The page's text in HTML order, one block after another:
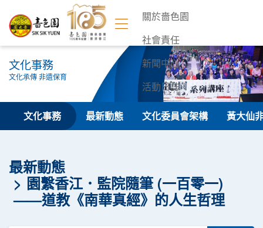
關於嗇色園
社會責任
新聞中心
活動日誌
聯絡我們
文化事務
文化承傳 非遺保育
文化事務 最新動態 文化委員會架構 黃大仙
最新動態
園繫香江．監院隨筆 (一百零一)
——道教《南華真經》的人生哲理